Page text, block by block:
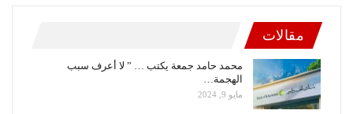
مقالات
محمد حامد جمعة يكتب … ” لا أعرف سبب
الهجمة…
مايو 9, 2024